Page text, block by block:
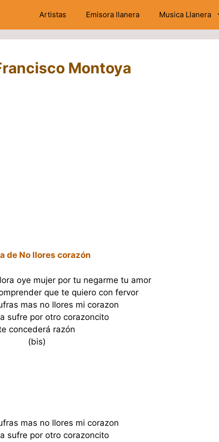
Artistas Emisora llanera Musica Llanera
Montoya
de No llores corazón
oye mujer por tu negarme tu amor
que te quiero con fervor
mas no llores mi corazon
sufre por otro corazoncito
concederá razón
(bis)
mas no llores mi corazon
sufre por otro corazoncito